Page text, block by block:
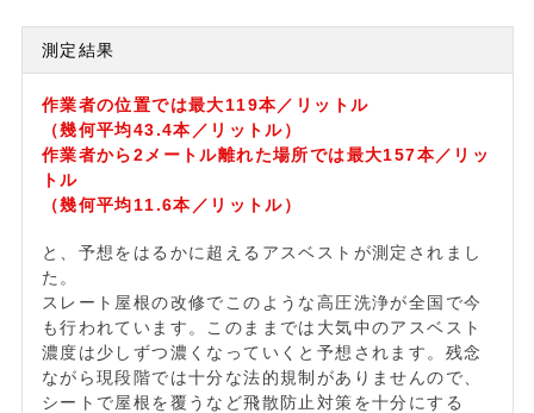
測定結果
作業者の位置では最大119本／リットル
（幾何平均43.4本／リットル）
作業者から2メートル離れた場所では最大157本／リッ
トル
（幾何平均11.6本／リットル）
と、予想をはるかに超えるアスベストが測定されまし
た。
スレート屋根の改修でこのような高圧洗浄が全国で今
も行われています。このままでは大気中のアスベスト
濃度は少しずつ濃くなっていくと予想されます。残念
ながら現段階では十分な法的規制がありませんので、
シートで屋根を覆うなど飛散防止対策を十分にする